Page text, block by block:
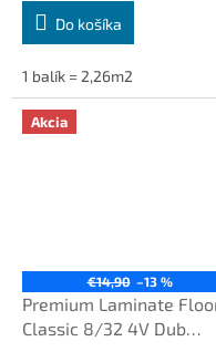
Do košíka
1 balík = 2,26m2
Akcia
€14,90 –13 %
Premium Laminate
Classic 8/32 4V Dub